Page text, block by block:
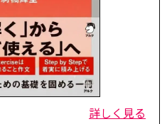
詳しく見る